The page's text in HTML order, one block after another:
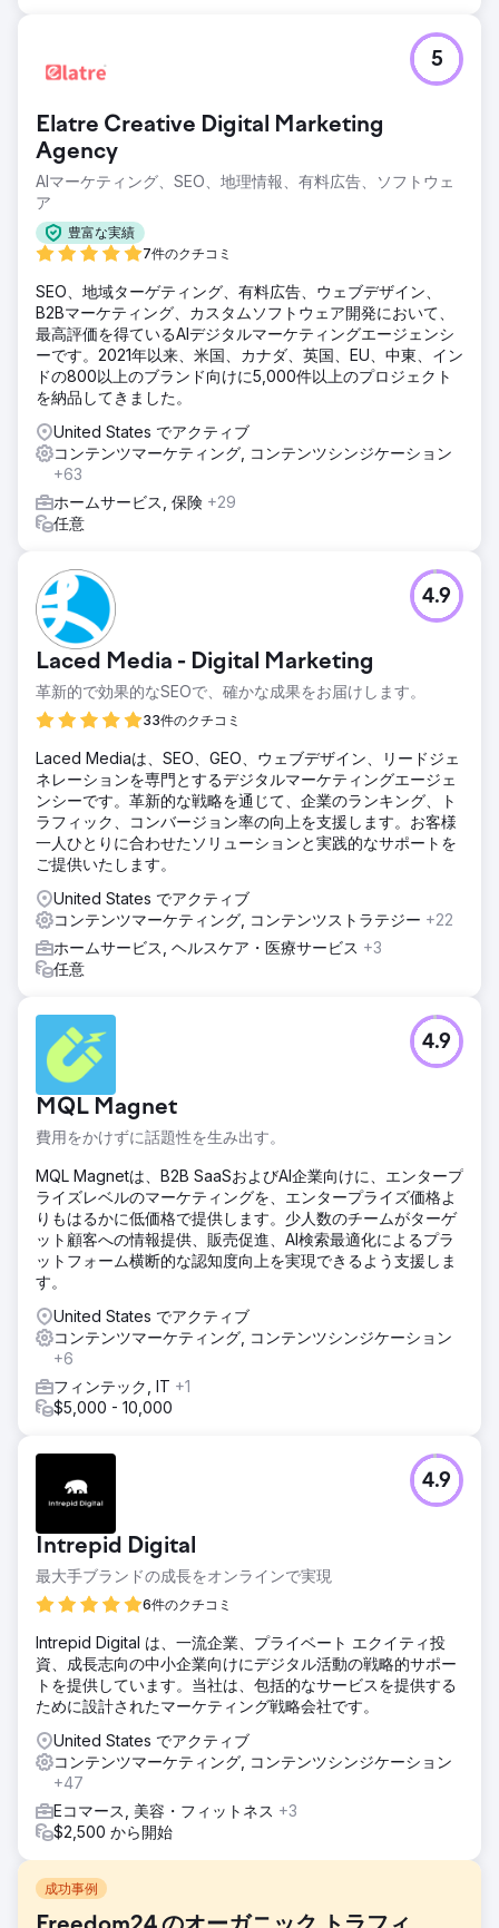
Elatre Creative Digital Marketing
Agency
AIマーケティング、SEO、地理情報、有料広告、ソフトウェ
ア
豊富な実績
7件のクチコミ
5
SEO、地域ターゲティング、有料広告、ウェブデザイン、
B2Bマーケティング、カスタムソフトウェア開発において、
最高評価を得ているAIデジタルマーケティングエージェンシ
ーです。2021年以来、米国、カナダ、英国、EU、中東、イン
ドの800以上のブランド向けに5,000件以上のプロジェクト
を納品してきました。
United States でアクティブ
コンテンツマーケティング, コンテンツシンジケーション
+63
ホームサービス, 保険 +29
任意
Laced Media - Digital Marketing
革新的で効果的なSEOで、確かな成果をお届けします。
33件のクチコミ
4.9
Laced Mediaは、SEO、GEO、ウェブデザイン、リードジェ
ネレーションを専門とするデジタルマーケティングエージェ
ンシーです。革新的な戦略を通じて、企業のランキング、ト
ラフィック、コンバージョン率の向上を支援します。お客様
一人ひとりに合わせたソリューションと実践的なサポートを
ご提供いたします。
United States でアクティブ
コンテンツマーケティング, コンテンツストラテジー +22
ホームサービス, ヘルスケア・医療サービス +3
任意
MQL Magnet
費用をかけずに話題性を生み出す。
4.9
MQL Magnetは、B2B SaaSおよびAI企業向けに、エンタープ
ライズレベルのマーケティングを、エンタープライズ価格よ
りもはるかに低価格で提供します。少人数のチームがターゲ
ット顧客への情報提供、販売促進、AI検索最適化によるプラ
ットフォーム横断的な認知度向上を実現できるよう支援しま
す。
United States でアクティブ
コンテンツマーケティング, コンテンツシンジケーション
+6
フィンテック, IT +1
$5,000 - 10,000
Intrepid Digital
最大手ブランドの成長をオンラインで実現
6件のクチコミ
4.9
Intrepid Digital は、一流企業、プライベート エクイティ投
資、成長志向の中小企業向けにデジタル活動の戦略的サポー
トを提供しています。当社は、包括的なサービスを提供する
ために設計されたマーケティング戦略会社です。
United States でアクティブ
コンテンツマーケティング, コンテンツシンジケーション
+47
Eコマース, 美容・フィットネス +3
$2,500 から開始
成功事例